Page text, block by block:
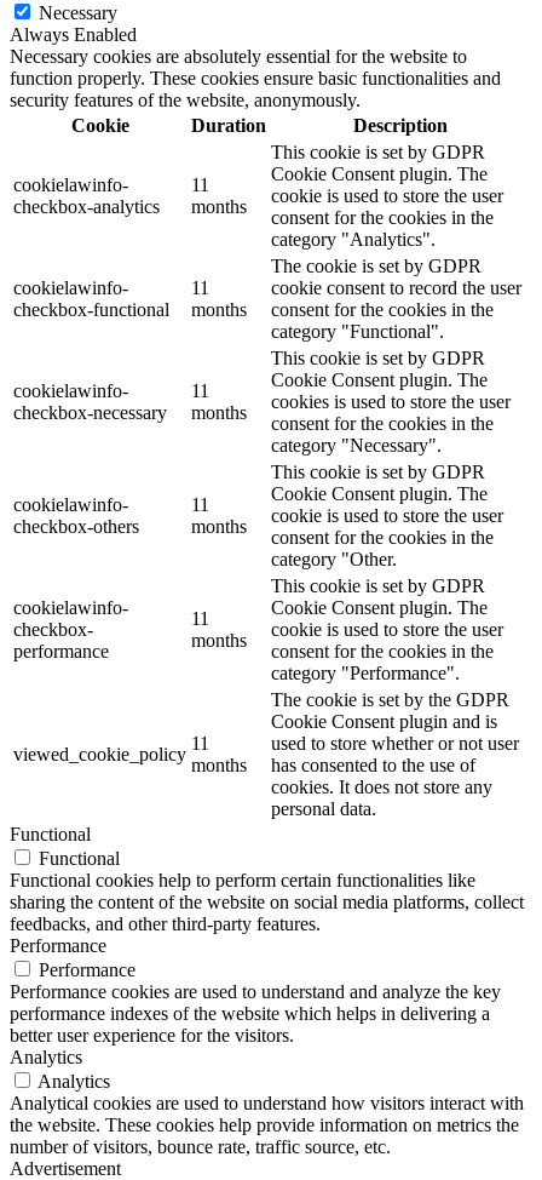
Necessary
Always Enabled
Necessary cookies are absolutely essential for the website to
function properly. These cookies ensure basic functionalities and
security features of the website, anonymously.
Cookie
Duration Description
cookielawinfo-
checkbox-analytics
11
months
This cookie is set by GDPR
Cookie Consent plugin. The
cookie is used to store the user
consent for the cookies in the
category "Analytics".
cookielawinfo-
checkbox-functional
11
months
The cookie is set by GDPR
cookie consent to record the user
consent for the cookies in the
category "Functional".
cookielawinfo-
checkbox-necessary
11
months
This cookie is set by GDPR
Cookie Consent plugin. The
cookies is used to store the user
consent for the cookies in the
category "Necessary".
cookielawinfo-
checkbox-others
11
months
This cookie is set by GDPR
Cookie Consent plugin. The
cookie is used to store the user
consent for the cookies in the
category "Other.
cookielawinfo-
checkbox-
performance
11
months
This cookie is set by GDPR
Cookie Consent plugin. The
cookie is used to store the user
consent for the cookies in the
category "Performance".
viewed_cookie_policy
11
months
The cookie is set by the GDPR
Cookie Consent plugin and is
used to store whether or not user
has consented to the use of
cookies. It does not store any
personal data.
Functional
Functional
Functional cookies help to perform certain functionalities like
sharing the content of the website on social media platforms, collect
feedbacks, and other third-party features.
Performance
Performance
Performance cookies are used to understand and analyze the key
performance indexes of the website which helps in delivering a
better user experience for the visitors.
Analytics
Analytics
Analytical cookies are used to understand how visitors interact with
the website. These cookies help provide information on metrics the
number of visitors, bounce rate, traffic source, etc.
Advertisement